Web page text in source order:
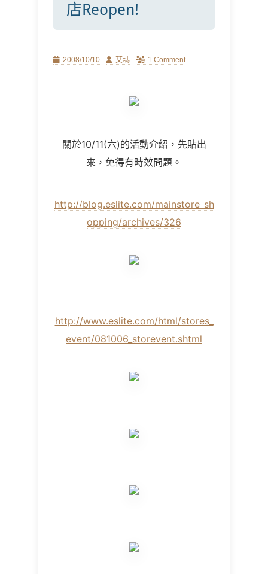
店Reopen!
Posted
2008/10/10 Author
艾瑪 1 Comment
關於10/11(六)的活動介紹，先貼出
來，免得有時效問題。
http://blog.eslite.com/mainstore_sh
opping/archives/326
http://www.eslite.com/html/stores_
event/081006_storevent.shtml